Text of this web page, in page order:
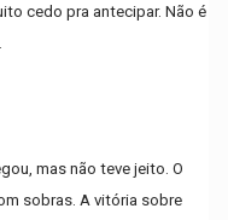
cedo pra antecipar. Não é
mas não teve jeito. O
sobras. A vitória sobre